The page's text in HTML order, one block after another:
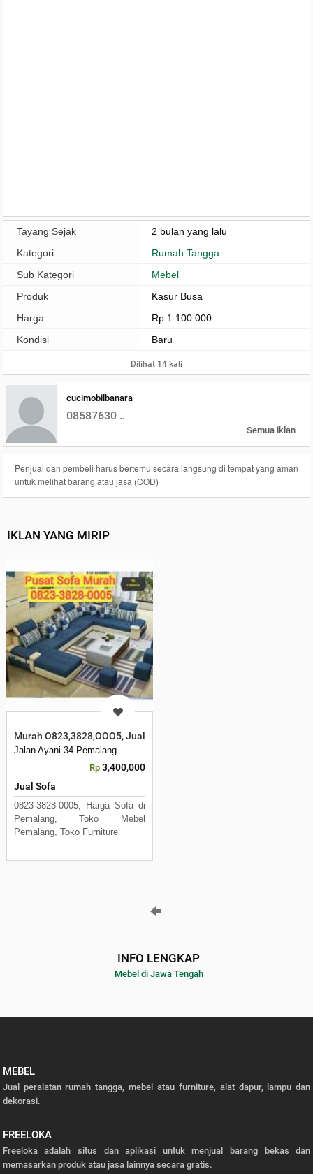
Tayang Sejak
2 bulan yang lalu
Kategori
Rumah Tangga
Sub Kategori
Mebel
Produk
Kasur Busa
Harga
Rp 1.100.000
Kondisi
Baru
Dilihat 14 kali
cucimobilbanara
08587630 ..
Semua iklan
Penjual dan pembeli harus bertemu secara langsung di tempat yang aman
untuk melihat barang atau jasa (COD)
IKLAN YANG MIRIP
Murah O823,3828,OOO5, Jual Sofa Murah di Pemalang
Jalan Ayani 34 Pemalang
Rp 3,400,000
Jual Sofa
0823-3828-0005, Harga Sofa di
Pemalang, Toko Mebel
Pemalang, Toko Furniture
INFO LENGKAP
Mebel di Jawa Tengah
MEBEL
Jual peralatan rumah tangga, mebel atau furniture, alat dapur, lampu dan
dekorasi.
FREELOKA
Freeloka adalah situs dan aplikasi untuk menjual barang bekas dan
memasarkan produk atau jasa lainnya secara gratis.